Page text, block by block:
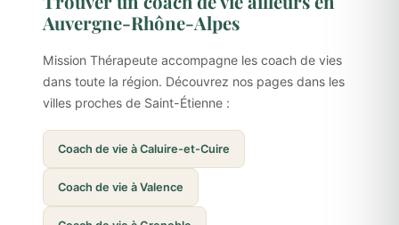
Auvergne-Rhône-Alpes
Mission Thérapeute accompagne les coach de vies
dans toute la région. Découvrez nos pages dans les
villes proches de Saint-Étienne :
Coach de vie à Caluire-et-Cuire
Coach de vie à Valence